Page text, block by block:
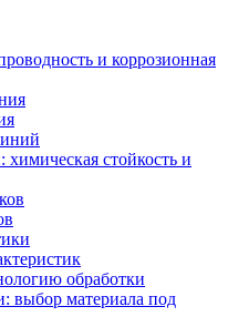
и коррозионная
стойкость и
обработки
выбор материала под